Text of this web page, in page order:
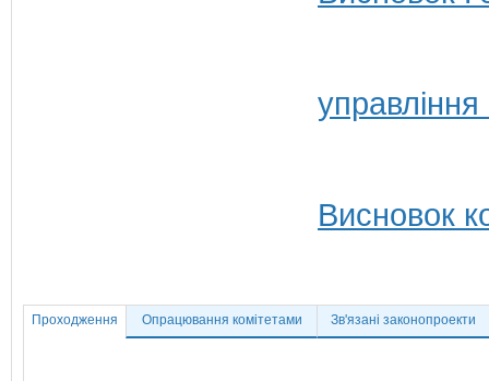
Висновок
Проходження Опрацювання комітетами Зв'язані законопроекти